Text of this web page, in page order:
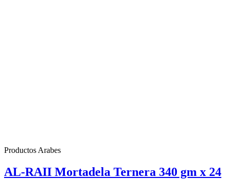
Productos Arabes
AL-RAII Mortadela Ternera 340 gm x 24